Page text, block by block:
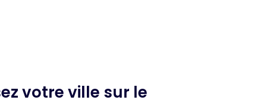
votre ville sur le